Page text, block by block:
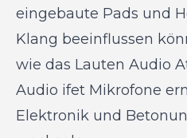
eingebaute Pads und
Klang beeinflussen
wie das Lauten Audio
Audio ifet Mikrofone
Elektronik und